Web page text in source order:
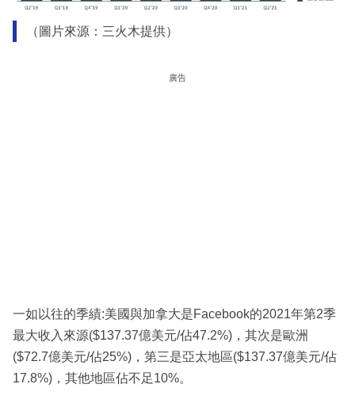
（圖片來源：三火木提供）
廣告
一如以往的季績:美國與加拿大是Facebook的2021年第2季
最大收入來源($137.37億美元/佔47.2%)，其次是歐洲
($72.7億美元/佔25%)，第三是亞太地區($137.37億美元/佔
17.8%)，其他地區佔不足10%。